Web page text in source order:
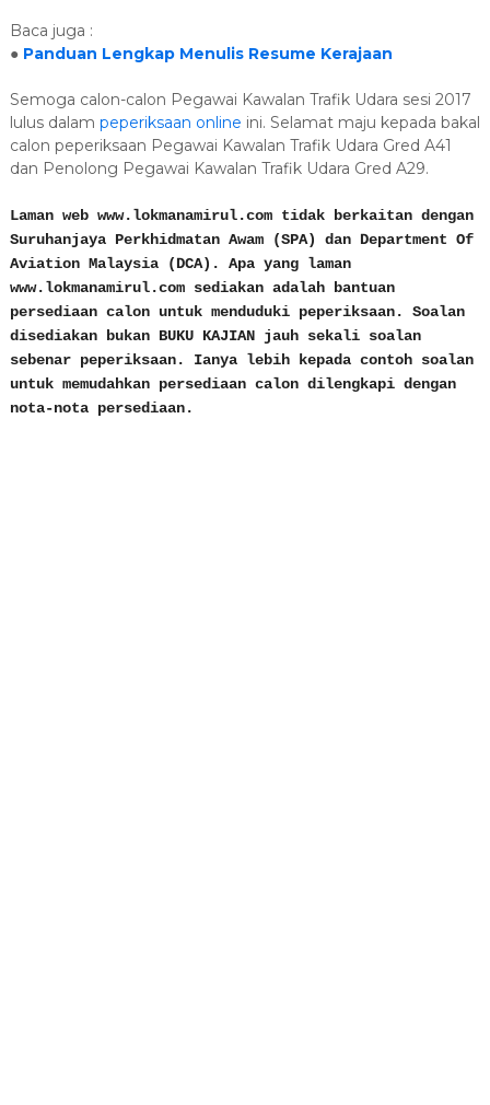
Baca juga :
● Panduan Lengkap Menulis Resume Kerajaan
Semoga calon-calon Pegawai Kawalan Trafik Udara sesi 2017
lulus dalam peperiksaan online ini. Selamat maju kepada bakal
calon peperiksaan Pegawai Kawalan Trafik Udara Gred A41
dan Penolong Pegawai Kawalan Trafik Udara Gred A29.
Laman web www.lokmanamirul.com tidak berkaitan dengan
Suruhanjaya Perkhidmatan Awam (SPA) dan Department Of
Aviation Malaysia (DCA). Apa yang laman
www.lokmanamirul.com sediakan adalah bantuan
persediaan calon untuk menduduki peperiksaan. Soalan
disediakan bukan BUKU KAJIAN jauh sekali soalan
sebenar peperiksaan. Ianya lebih kepada contoh soalan
untuk memudahkan persediaan calon dilengkapi dengan
nota-nota persediaan.